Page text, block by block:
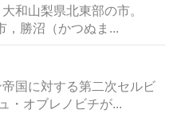
梨県北東部の市。
勝沼（かつぬま...
国に対する第二次セルビ
・オブレノビチが...